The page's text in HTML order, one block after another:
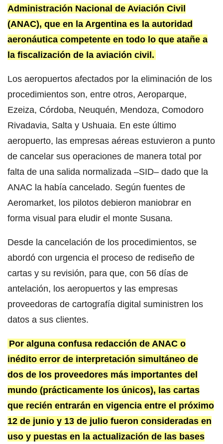
Administración Nacional de Aviación Civil
(ANAC), que en la Argentina es la autoridad
aeronáutica competente en todo lo que atañe a
la fiscalización de la aviación civil.
Los aeropuertos afectados por la eliminación de los
procedimientos son, entre otros, Aeroparque,
Ezeiza, Córdoba, Neuquén, Mendoza, Comodoro
Rivadavia, Salta y Ushuaia. En este último
aeropuerto, las empresas aéreas estuvieron a punto
de cancelar sus operaciones de manera total por
falta de una salida normalizada –SID– dado que la
ANAC la había cancelado. Según fuentes de
Aeromarket, los pilotos debieron maniobrar en
forma visual para eludir el monte Susana.
Desde la cancelación de los procedimientos, se
abordó con urgencia el proceso de rediseño de
cartas y su revisión, para que, con 56 días de
antelación, los aeropuertos y las empresas
proveedoras de cartografía digital suministren los
datos a sus clientes.
Por alguna confusa redacción de ANAC o
inédito error de interpretación simultáneo de
dos de los proveedores más importantes del
mundo (prácticamente los únicos), las cartas
que recién entrarán en vigencia entre el próximo
12 de junio y 13 de julio fueron consideradas en
uso y puestas en la actualización de las bases